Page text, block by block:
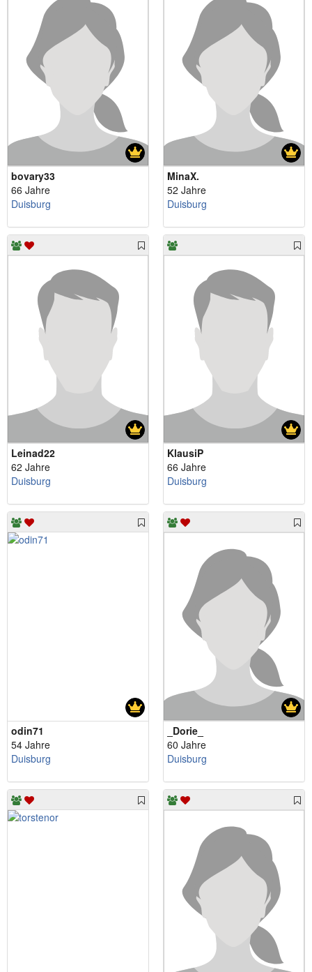
bovary33
66 Jahre
Duisburg
MinaX.
52 Jahre
Duisburg
Leinad22
62 Jahre
Duisburg
KlausiP
66 Jahre
Duisburg
odin71
54 Jahre
Duisburg
_Dorie_
60 Jahre
Duisburg